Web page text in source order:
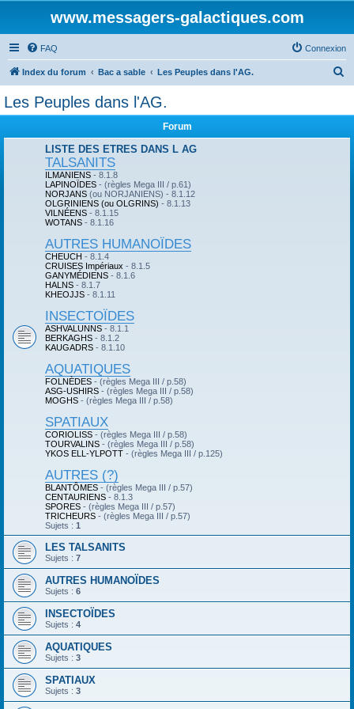
www.messagers-galactiques.com
FAQ Connexion
Index du forum Bac a sable Les Peuples dans l'AG.
Les Peuples dans l'AG.
Forum
LISTE DES ETRES DANS L AG
TALSANITS
ILMANIENS - 8.1.8
LAPINOÏDES - (règles Mega III / p.61)
NORJANS (ou NORJANIENS) - 8.1.12
OLGRINIENS (ou OLGRINS) - 8.1.13
VILNÉENS - 8.1.15
WOTANS - 8.1.16
AUTRES HUMANOÏDES
CHEUCH - 8.1.4
CRUISES Impériaux - 8.1.5
GANYMÉDIENS - 8.1.6
HALNS - 8.1.7
KHEOJJS - 8.1.11
INSECTOÏDES
ASHVALUNNS - 8.1.1
BERKAGHS - 8.1.2
KAUGADRS - 8.1.10
AQUATIQUES
FOLNÈDES - (règles Mega III / p.58)
ASG-USHIRS - (règles Mega III / p.58)
MOGHS - (règles Mega III / p.58)
SPATIAUX
CORIOLISS - (règles Mega III / p.58)
TOURVALINS - (règles Mega III / p.58)
YKOS ELL-YLPOTT - (règles Mega III / p.125)
AUTRES (?)
BLANTÔMES - (règles Mega III / p.57)
CENTAURIENS - 8.1.3
SPORES - (règles Mega III / p.57)
TRICHEURS - (règles Mega III / p.57)
Sujets : 1
LES TALSANITS
Sujets : 7
AUTRES HUMANOÏDES
Sujets : 6
INSECTOÏDES
Sujets : 4
AQUATIQUES
Sujets : 3
SPATIAUX
Sujets : 3